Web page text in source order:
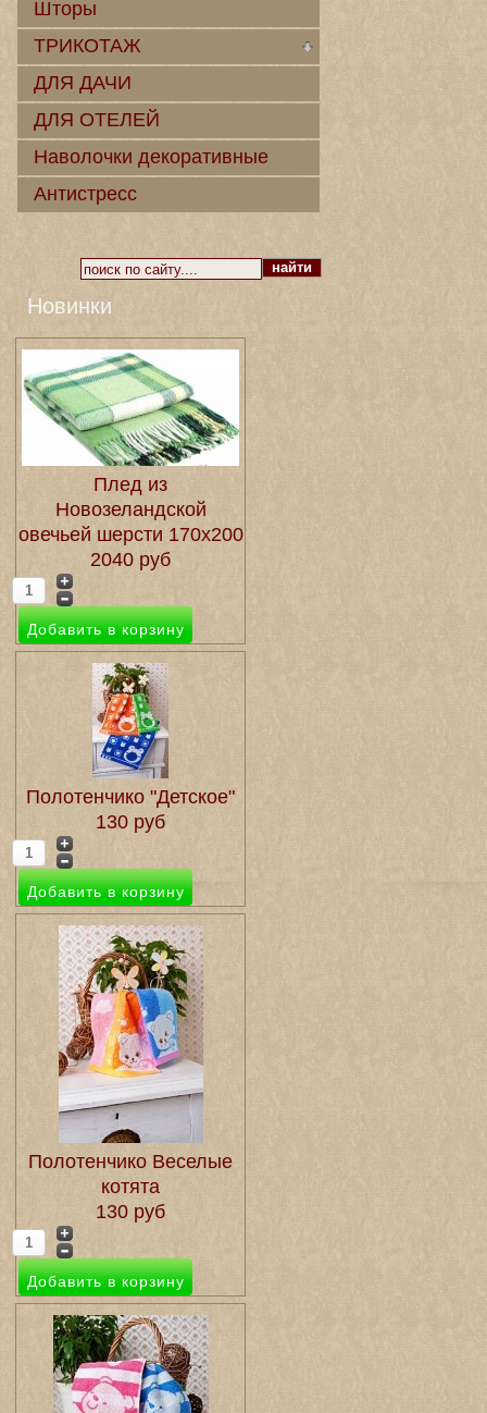
Шторы
ТРИКОТАЖ
ДЛЯ ДАЧИ
ДЛЯ ОТЕЛЕЙ
Наволочки декоративные
Антистресс
Новинки
Плед из
Новозеландской
овечьей шерсти 170х200
2040 руб
Полотенчико "Детское"
130 руб
Полотенчико Веселые
котята
130 руб